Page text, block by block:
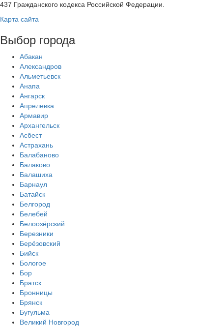
437 Гражданского кодекса Российской Федерации.
Карта сайта
Выбор города
Абакан
Александров
Альметьевск
Анапа
Ангарск
Апрелевка
Армавир
Архангельск
Асбест
Астрахань
Балабаново
Балаково
Балашиха
Барнаул
Батайск
Белгород
Белебей
Белоозёрский
Березники
Берёзовский
Бийск
Бологое
Бор
Братск
Бронницы
Брянск
Бугульма
Великий Новгород